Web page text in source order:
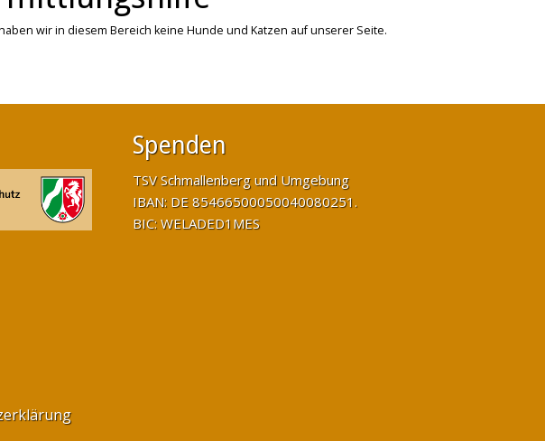
wir in diesem Bereich keine Hunde und Katzen auf unserer Seite.
Spenden
TSV Schmallenberg und Umgebung
IBAN: DE 85466500050040080251.
BIC: WELADED1MES